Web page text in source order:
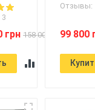
грн 158 000 грн
Отзывы:
99 800